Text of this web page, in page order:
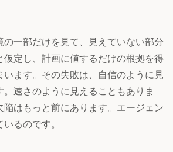
の一部だけを見て、見えていない部分
仮定し、計画に値するだけの根拠を得
います。その失敗は、自信のように見
。速さのように見えることもありま
陥はもっと前にあります。エージェン
るのです。